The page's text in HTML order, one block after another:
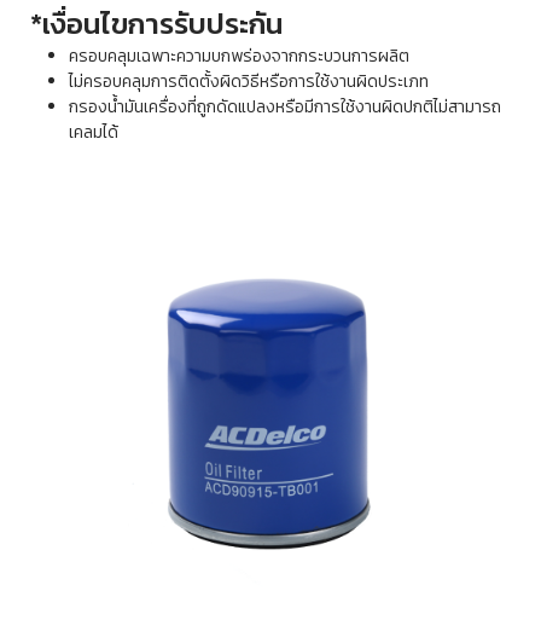
*เงื่อนไขการรับประกัน
ครอบคลุมเฉพาะความบกพร่องจากกระบวนการผลิต
ไม่ครอบคลุมการติดตั้งผิดวิธีหรือการใช้งานผิดประเภท
กรองน้ำมันเครื่องที่ถูกดัดแปลงหรือมีการใช้งานผิดปกติไม่สามารถ
เคลมได้